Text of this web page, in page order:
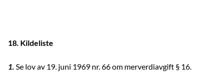
18. Kildeliste
1. Se lov av 19. juni 1969 nr. 66 om merverdiavgift § 16.